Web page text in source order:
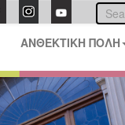
ΑΝΘΕΚΤΙΚΗ ΠΟΛΗ